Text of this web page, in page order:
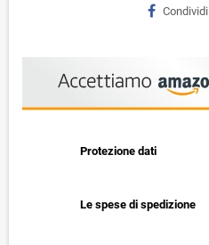
Condividi
Protezione dati
Le spese di spedizione